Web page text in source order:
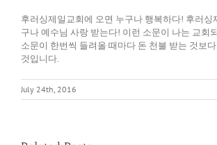
후러싱제일교회에 오면 누구나 행복하다! 후러싱
구나 예수님 사랑 받는다! 이런 소문이 나는 교회
소문이 한번씩 들려올 때마다 돈 천불 받는 것보
것입니다.
July 24th, 2016